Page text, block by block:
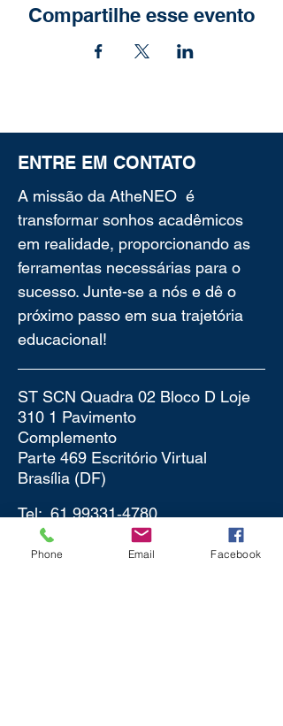
Compartilhe esse evento
ENTRE EM CONTATO
A missão da AtheNEO é
transformar sonhos acadêmicos
em realidade, proporcionando as
ferramentas necessárias para o
sucesso. Junte-se a nós e dê o
próximo passo em sua trajetória
educacional!
ST SCN Quadra 02 Bloco D Loje
310 1 Pavimento
Complemento
Parte 469 Escritório Virtual
Brasília (DF)
Tel:61 99331‑4780‬
Phone Email Facebook